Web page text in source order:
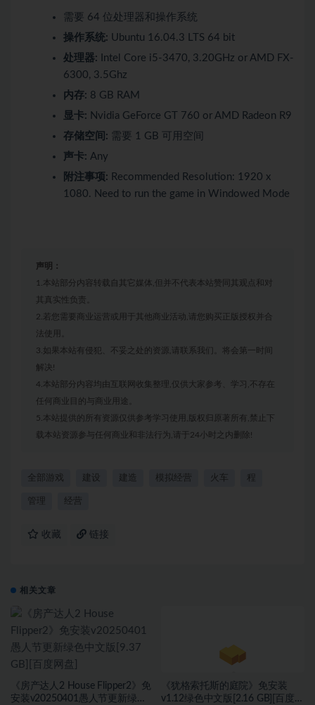
需要 64 位处理器和操作系统
操作系统: Ubuntu 16.04.3 LTS 64 bit
处理器: Intel Core i5-3470, 3.20GHz or AMD FX-
6300, 3.5Ghz
内存: 8 GB RAM
显卡: Nvidia GeForce GT 760 or AMD Radeon R9
存储空间: 需要 1 GB 可用空间
声卡: Any
附注事项: Recommended Resolution: 1920 x
1080. Need to run the game in Windowed Mode
声明：
1.本站部分内容转载自其它媒体,但并不代表本站赞同其观点和对
其真实性负责。
2.若您需要商业运营或用于其他商业活动,请您购买正版授权并合
法使用。
3.如果本站有侵犯、不妥之处的资源,请联系我们。将会第一时间
解决!
4.本站部分内容均由互联网收集整理,仅供大家参考、学习,不存在
任何商业目的与商业用途。
5.本站提供的所有资源仅供参考学习使用,版权归原著所有,禁止下
载本站资源参与任何商业和非法行为,请于24小时之内删除!
全部游戏 建设 建造 模拟经营 火车 程
管理 经营
收藏 链接
相关文章
《房产达人2 House Flipper2》免
安装v20250401愚人节更新绿色
《犹格索托斯的庭院》免安装
v1.12绿色中文版[2.16 GB][百度网